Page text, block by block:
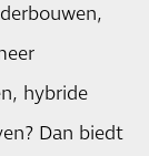
hybride
Dan biedt